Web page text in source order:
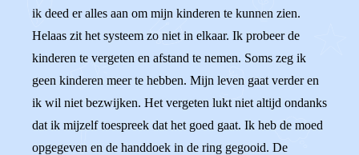
ik deed er alles aan om mijn kinderen te kunnen zien.
Helaas zit het systeem zo niet in elkaar. Ik probeer de
kinderen te vergeten en afstand te nemen. Soms zeg ik
geen kinderen meer te hebben. Mijn leven gaat verder en
ik wil niet bezwijken. Het vergeten lukt niet altijd ondanks
dat ik mijzelf toespreek dat het goed gaat. Ik heb de moed
opgegeven en de handdoek in de ring gegooid. De